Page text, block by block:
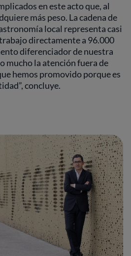
en este acto que, al
más peso. La cadena de
local representa casi
directamente a 96.000
diferenciador de nuestra
mucho la atención fuera de
hemos promovido porque es
concluye.